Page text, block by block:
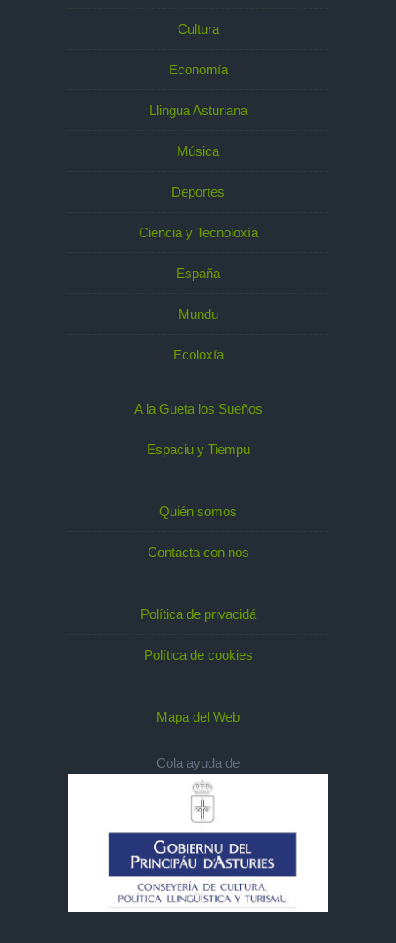
Cultura
Economía
Llingua Asturiana
Música
Deportes
Ciencia y Tecnoloxía
España
Mundu
Ecoloxía
A la Gueta los Sueños
Espaciu y Tiempu
Quién somos
Contacta con nos
Política de privacidá
Política de cookies
Mapa del Web
Cola ayuda de